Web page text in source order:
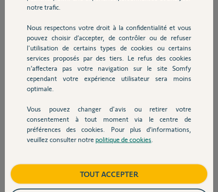
Chauffage
Autres produits
Devis avec un pro
Contact
Benjamin M.
il y a presque 2 ans
Participer au fil de discussion
Réponses
Maxi 10 TC monodirectionnelles.
Bonne journée à vous.
Anonyme il y a presque 2 ans
Je vous remercie pour votre réponse rapide. Bonne journée.
notre trafic.
Nous respectons votre droit à la confidentialité et vous
pouvez choisir d’accepter, de contrôler ou de refuser
l'utilisation de certains types de cookies ou certains
services proposés par des tiers. Le refus des cookies
n’affectera pas votre navigation sur le site Somfy
cependant votre expérience utilisateur sera moins
optimale.
Vous pouvez changer d'avis ou retirer votre
consentement à tout moment via le centre de
préférences des cookies. Pour plus d’informations,
veuillez consulter notre politique de cookies
TOUT ACCEPTER